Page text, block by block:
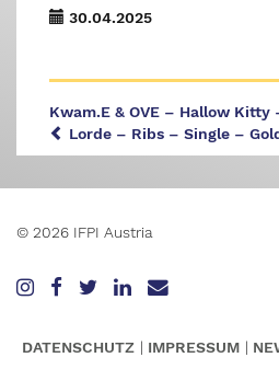
30.04.2025
Kwam.E & OVE – Hallow Kitty
Lorde – Ribs – Single –
© 2026 IFPI Austria
DATENSCHUTZ IMPRESSUM